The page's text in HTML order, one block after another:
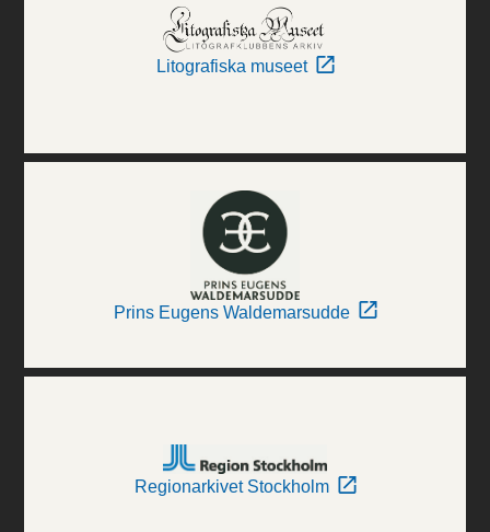
Litografiska museet
Prins Eugens Waldemarsudde
Regionarkivet Stockholm